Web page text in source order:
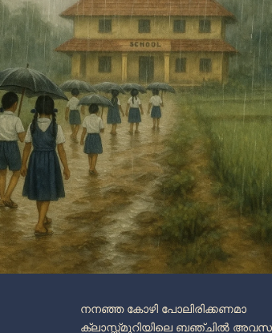
നനഞ്ഞ കോഴി പോലിരിക്കണമാ
ക്ലാസ്സ്മുറിയിലെ ബഞ്ചിൽ